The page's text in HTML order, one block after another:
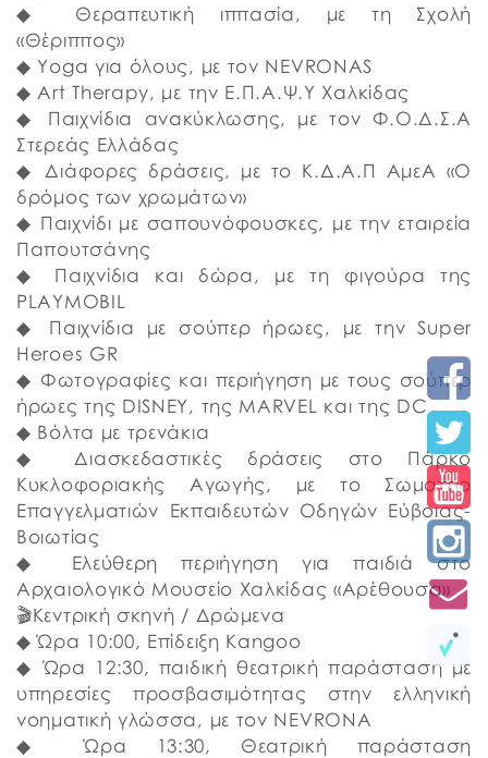
◆ Θεραπευτική ιππασία, με τη Σχολή
«Θέριππος»
◆ Yoga για όλους, με τον NEVRONAS
◆ Αrt Therapy, με την Ε.Π.Α.Ψ.Υ Χαλκίδας
◆ Παιχνίδια ανακύκλωσης, με τον Φ.Ο.Δ.Σ.Α
Στερεάς Ελλάδας
◆ Διάφορες δράσεις, με το Κ.Δ.Α.Π ΑμεΑ «Ο
δρόμος των χρωμάτων»
◆ Παιχνίδι με σαπουνόφουσκες, με την εταιρεία
Παπουτσάνης
◆ Παιχνίδια και δώρα, με τη φιγούρα της
PLAYMOBIL
◆ Παιχνίδια με σούπερ ήρωες, με την Super
Heroes GR
◆ Φωτογραφίες και περιήγηση με τους σούπερ
ήρωες της DISNEY, της MARVEL και της DC
◆ Βόλτα με τρενάκια
◆ Διασκεδαστικές δράσεις στο Πάρκο
Κυκλοφοριακής Αγωγής, με το Σωματείο
Επαγγελματιών Εκπαιδευτών Οδηγών Εύβοιας-
Βοιωτίας
◆ Ελεύθερη περιήγηση για παιδιά στο
Αρχαιολογικό Μουσείο Χαλκίδας «Αρέθουσα»
🎬Κεντρική σκηνή / Δρώμενα
◆ Ώρα 10:00, Επίδειξη Kangoo
◆ Ώρα 12:30, παιδική θεατρική παράσταση με
υπηρεσίες προσβασιμότητας στην ελληνική
νοηματική γλώσσα, με τον NEVRONA
◆ Ώρα 13:30, Θεατρική παράσταση